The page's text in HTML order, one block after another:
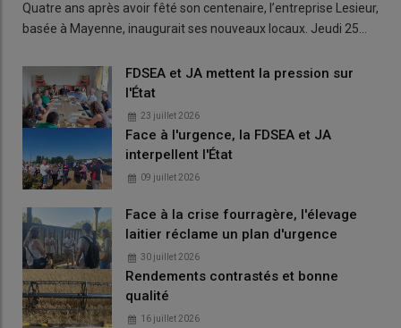
Quatre ans après avoir fêté son centenaire, l’entreprise Lesieur,
basée à Mayenne, inaugurait ses nouveaux locaux. Jeudi 25…
FDSEA et JA mettent la pression sur
l'État
23 juillet 2026
Face à l'urgence, la FDSEA et JA
interpellent l'État
09 juillet 2026
Face à la crise fourragère, l'élevage
laitier réclame un plan d'urgence
30 juillet 2026
Rendements contrastés et bonne
qualité
16 juillet 2026